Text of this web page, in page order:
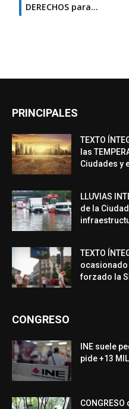
DERECHOS para…
PRINCIPALES
TEXTO
las
Ciudades y
LLUVIAS
de la
TEXTO
ocasionado
forzado la
CONGRESO
INE suele
pide +13